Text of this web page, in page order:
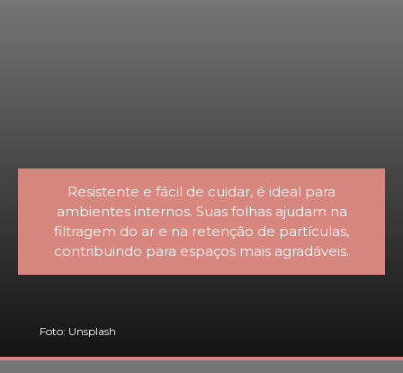
Resistente e fácil de cuidar, é ideal para
ambientes internos. Suas folhas ajudam na
filtragem do ar e na retenção de partículas,
contribuindo para espaços mais agradáveis.
Foto: Unsplash